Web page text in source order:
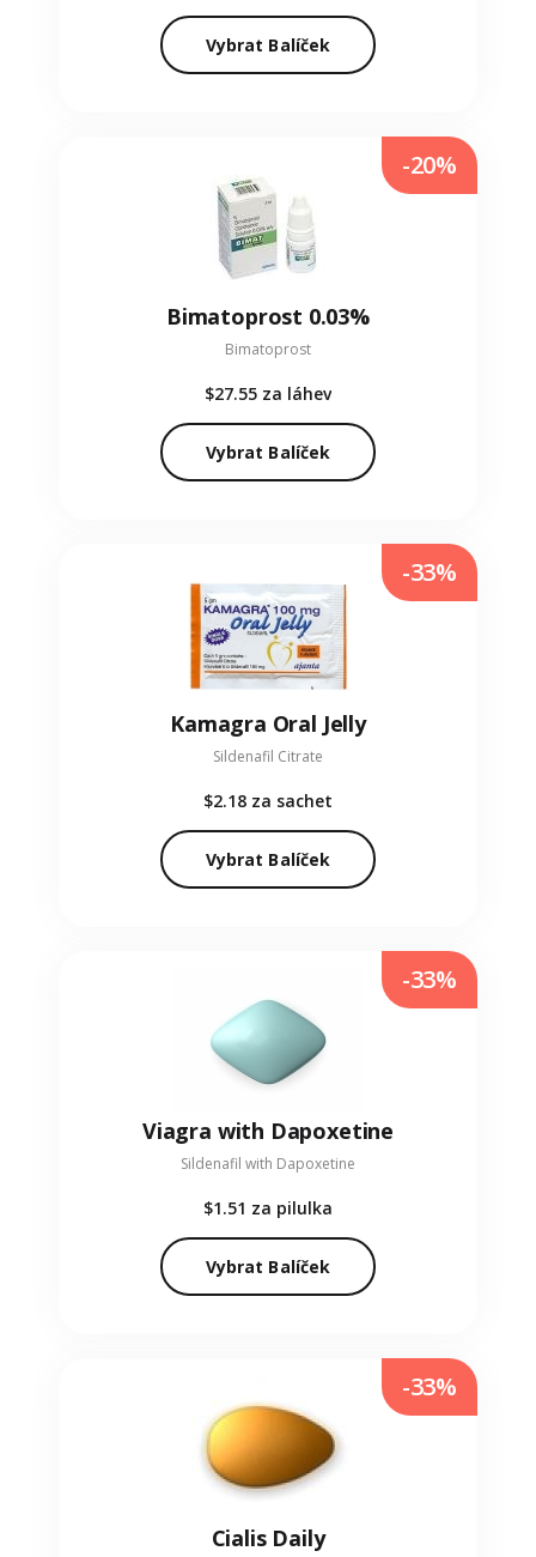
Vybrat Balíček
Bimatoprost 0.03%
Bimatoprost
$27.55 za láhev
Vybrat Balíček
-20%
Kamagra Oral Jelly
Sildenafil Citrate
$2.18 za sachet
Vybrat Balíček
-33%
Viagra with Dapoxetine
Sildenafil with Dapoxetine
$1.51 za pilulka
Vybrat Balíček
-33%
Cialis Daily
-33%